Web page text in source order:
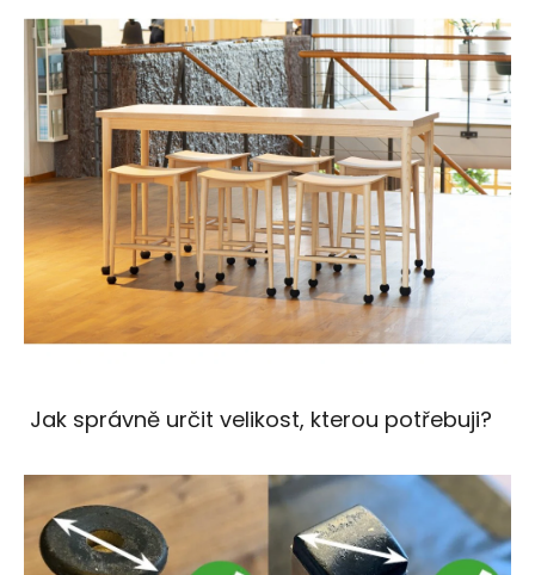
Jak správně určit velikost, kterou potřebuji?